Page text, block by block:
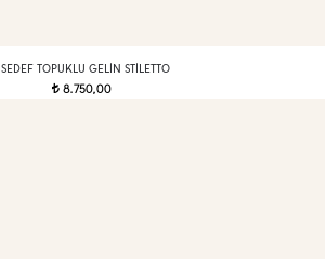
SEDEF TOPUKLU GELIN STILETTO
t8.750,00